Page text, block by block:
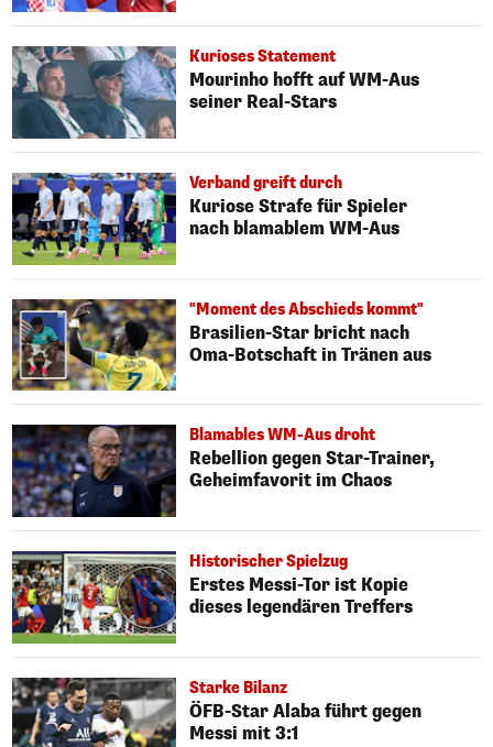
Kurioses Statement
Mourinho hofft auf WM-Aus
seiner Real-Stars
Verband greift durch
Kuriose Strafe für Spieler
nach blamablem WM-Aus
"Moment des Abschieds kommt"
Brasilien-Star bricht nach
Oma-Botschaft in Tränen aus
Blamables WM-Aus droht
Rebellion gegen Star-Trainer,
Geheimfavorit im Chaos
Historischer Spielzug
Erstes Messi-Tor ist Kopie
dieses legendären Treffers
Starke Bilanz
ÖFB-Star Alaba führt gegen
Messi mit 3:1